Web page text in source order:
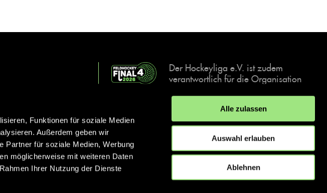
Funktionen für soziale Medien
Außerdem geben wir
Partner für soziale Medien, Werbung
möglicherweise mit weiteren Daten
Ihrer Nutzung der Dienste
Alle zulassen
Auswahl erlauben
Ablehnen
Der Hockeyliga e.V. ist zudem
verantwortlich für die Organisation
Events, der deutschen Hockey-
Meisterschaften.
IMPRESSUM DATENSCHUTZERKLÄRUNG
© 2026 hockey.de